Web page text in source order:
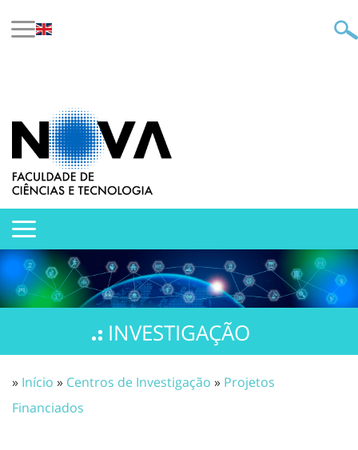
INVESTIGAÇÃO
» Início » Centros de Investigação » Projetos
Financiados